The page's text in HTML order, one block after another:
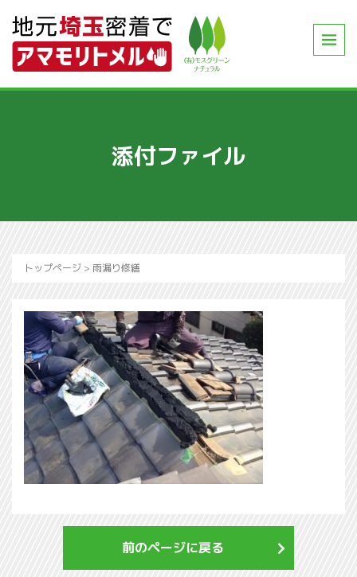
添付ファイル
トップページ > 雨漏り修繕
前のページに戻る